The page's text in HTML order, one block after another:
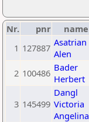
Nr. pnr name
1 127887 Asatrian
Alen
2 100486 Bader
Herbert
3 145499
Dangl
Victoria
Angelina